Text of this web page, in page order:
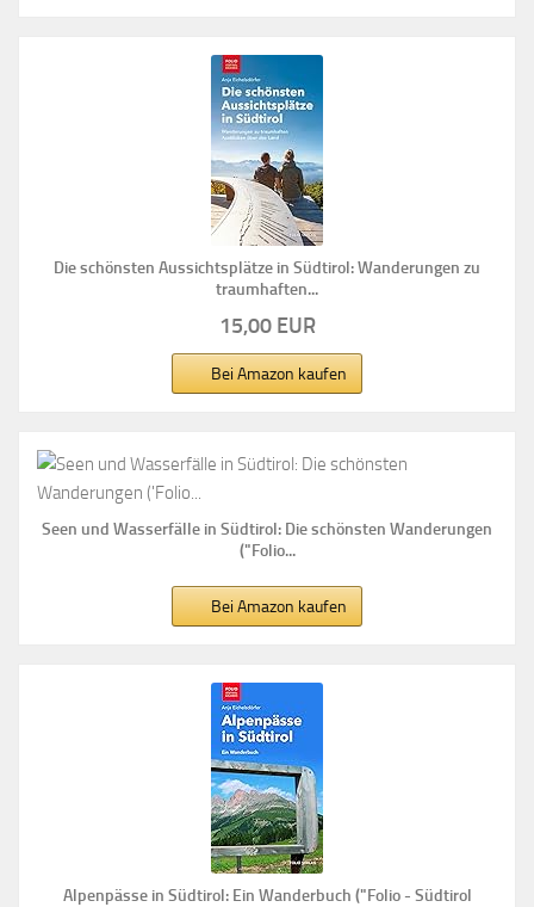
Die schönsten Aussichtsplätze in Südtirol: Wanderungen zu
traumhaften...
15,00 EUR
Bei Amazon kaufen
Seen und Wasserfälle in Südtirol: Die schönsten Wanderungen
("Folio...
Bei Amazon kaufen
Alpenpässe in Südtirol: Ein Wanderbuch ("Folio - Südtirol